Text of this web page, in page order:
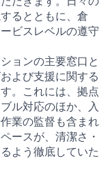
るとともに、倉
ビスレベルの遵守
ョンの主要窓口と
よび支援に関する
。これには、拠点
ル対応のほか、入
業の監督も含まれ
ースが、清潔さ・
よう徹底していた